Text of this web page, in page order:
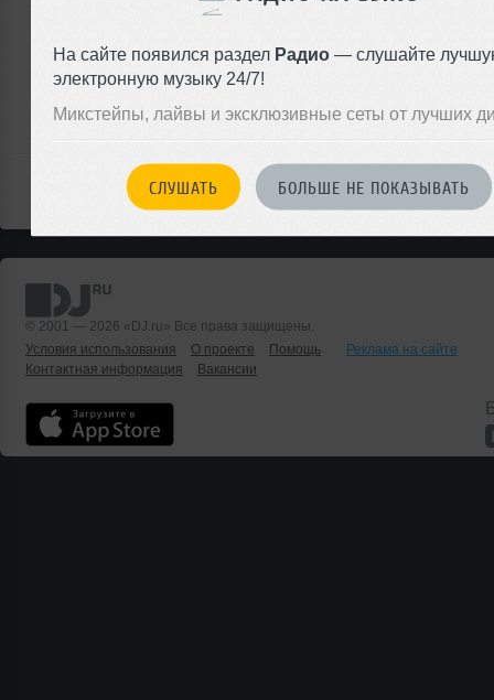
На сайте появился раздел Радио — слушайте
электронную музыку 24/7!
Микстейпы, лайвы и эксклюзивные сеты от лучших
СЛУШАТЬ БОЛЬШЕ НЕ ПОКАЗЫВАТЬ
Или
войдите на сайт
© 2001 — 2026 «DJ.ru» Все права защищены.
Условия использования
О проекте Помощь
Реклама на сайте
Контактная информация
Вакансии